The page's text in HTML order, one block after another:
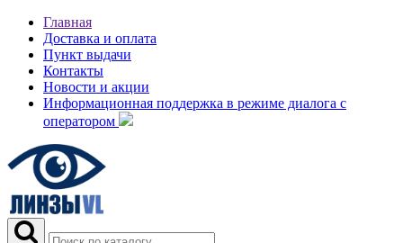
Главная
Доставка и оплата
Пункт выдачи
Контакты
Новости и акции
Информационная поддержка в режиме диалога с
оператором